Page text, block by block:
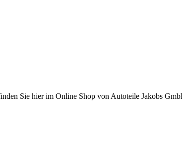
Sie hier im Online Shop von Autoteile Jakobs